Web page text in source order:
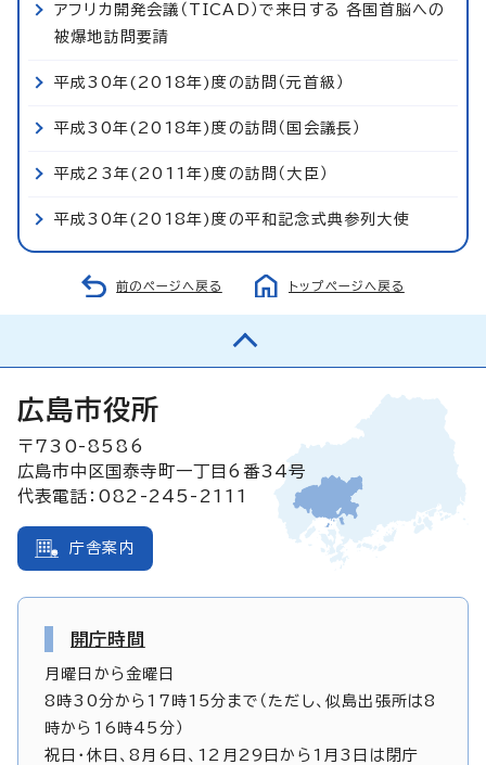
アフリカ開発会議（TICAD）で来日する 各国首脳への
被爆地訪問要請
平成30年(2018年)度の訪問（元首級）
平成30年(2018年)度の訪問（国会議長）
平成23年(2011年)度の訪問（大臣）
平成30年(2018年)度の平和記念式典参列大使
前のページへ戻る トップページへ戻る
広島市役所
〒730-8586
広島市中区国泰寺町一丁目6番34号
代表電話：082-245-2111
庁舎案内
開庁時間
月曜日から金曜日
8時30分から17時15分まで（ただし、似島出張所は8
時から16時45分）
祝日・休日、8月6日、12月29日から1月3日は閉庁